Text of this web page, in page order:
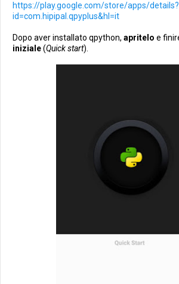
https://play.google.com/store/apps/details?
id=com.hipipal.qpyplus&hl=it
Dopo aver installato qpython, apritelo e
iniziale(Quick start).